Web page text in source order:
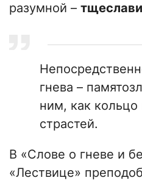
разумной –
гнева –
ним, как
страстей.
В «Слове о гневе и
«Лествице»